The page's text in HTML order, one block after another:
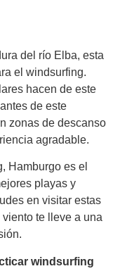
del río Elba, esta
el windsurfing.
hacen de este
de este
zonas de descanso
agradable.
Hamburgo es el
playas y
en visitar estas
te lleve a una
windsurfing